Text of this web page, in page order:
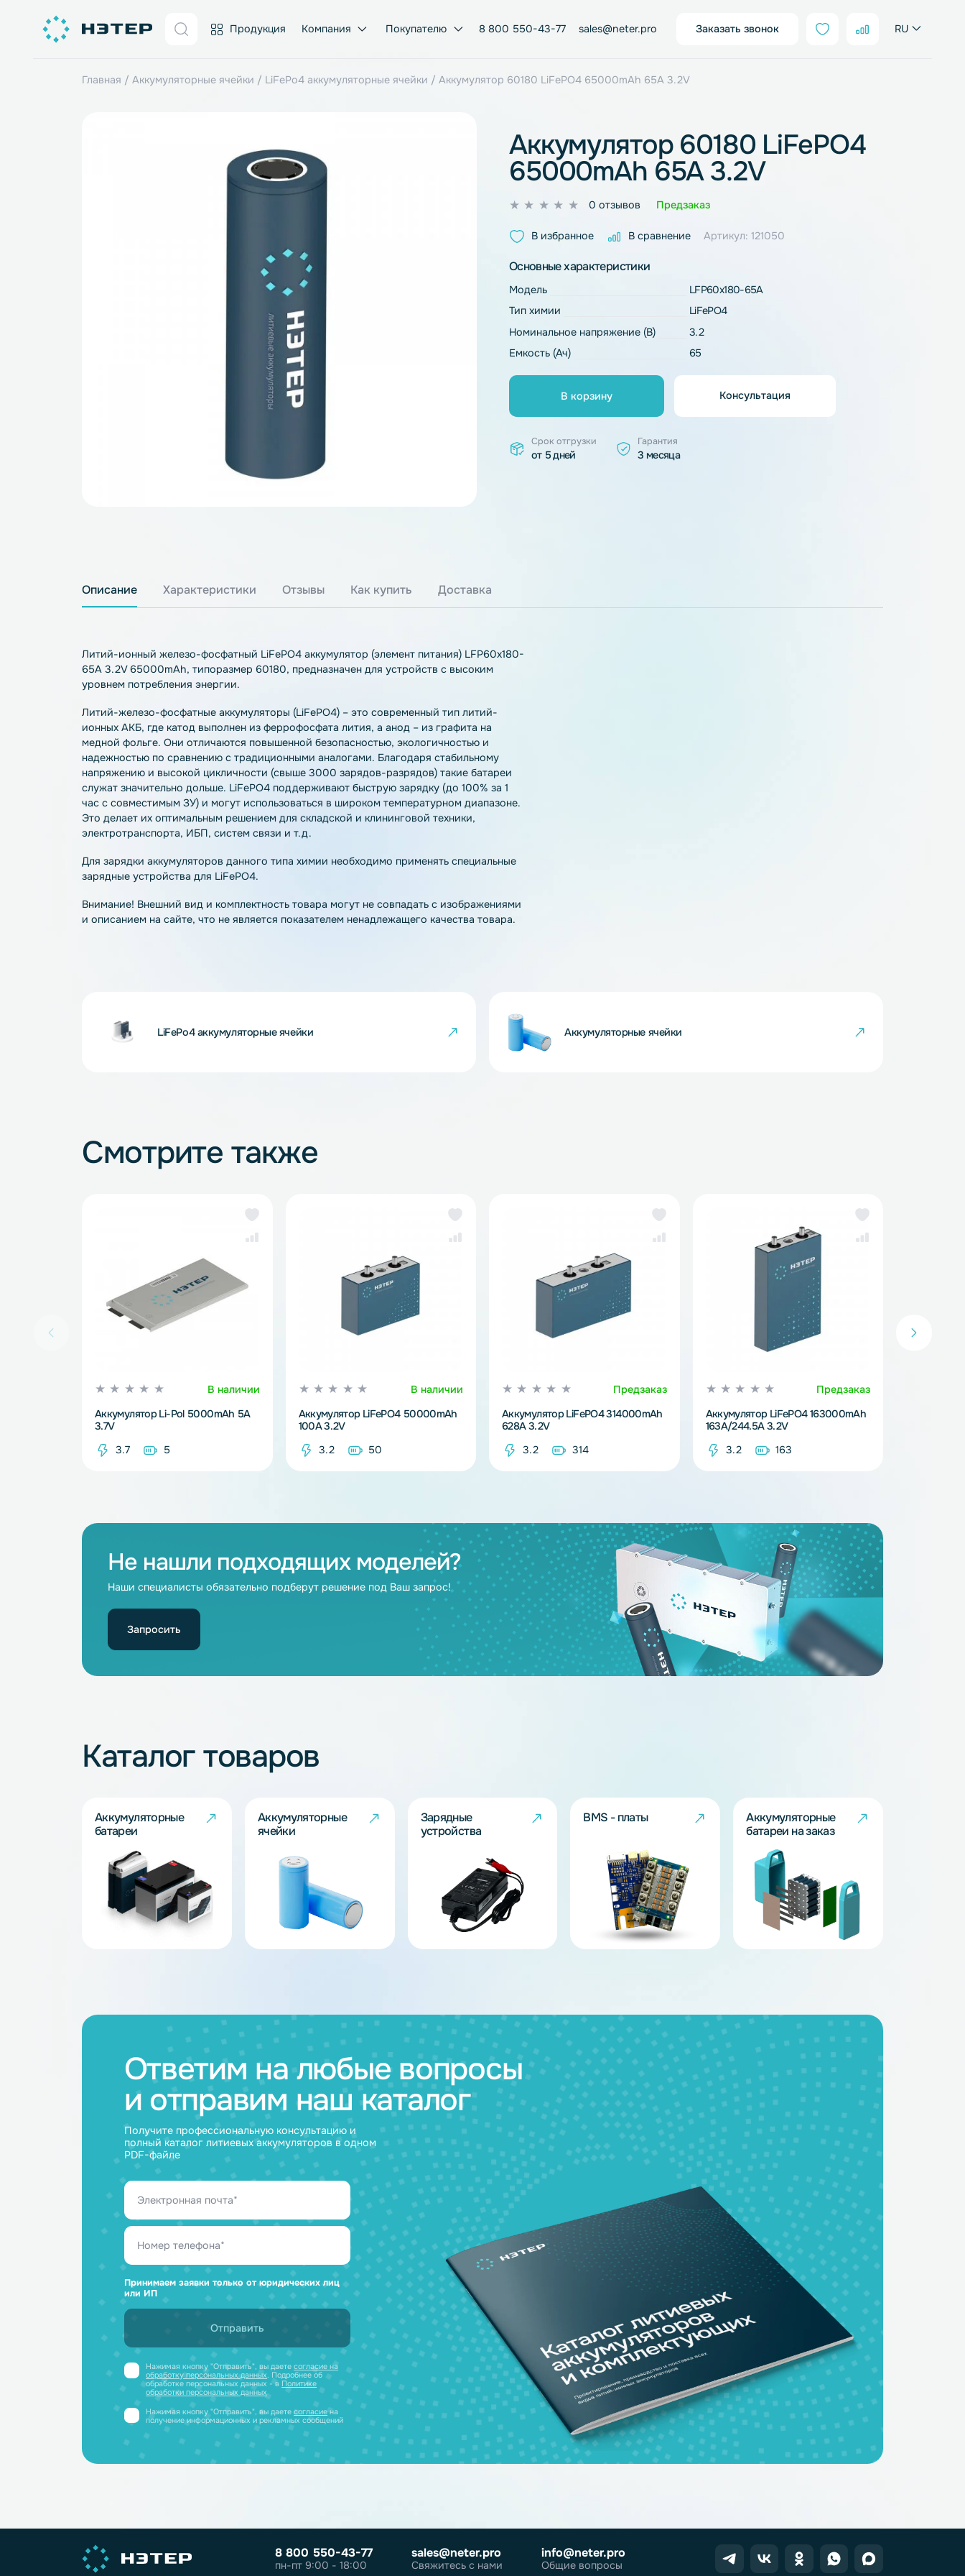
Продукция Компания Покупателю 8 800 550-43-77 sales@neter.pro Заказать звонок
Главная /Аккумуляторные ячейки/LiFePo4 аккумуляторные ячейки/ Аккумулятор 60180 LiFePO4 65000mAh 65A 3.2V
Аккумулятор 60180 LiFePO4
65000mAh 65A 3.2V
0
5
В избранное
Основные характеристики
Тип химии
Емкость (Ач) 65
В корзину
Описание Характеристики Отзывы Как купить Доставка
Литий-ионный железо-фосфатный LiFePO4 аккумулятор (элемент питания) LFP60x180-
65A 3.2V 65000mAh, типоразмер 60180, предназначен для устройств с высоким
уровнем потребления энергии.
Литий-железо-фосфатные аккумуляторы (LiFePO4) – это современный тип литий-
ионных АКБ, где катод выполнен из феррофосфата лития, а анод – из графита на
медной фольге. Они отличаются повышенной безопасностью, экологичностью и
надежностью по сравнению с традиционными аналогами. Благодаря стабильному
напряжению и высокой цикличности (свыше 3000 зарядов-разрядов) такие батареи
служат значительно дольше. LiFePO4 поддерживают быструю зарядку (до 100% за 1
Это делает их оптимальным решением для складской и клининговой техники,
электротранспорта, ИБП, систем связи и т.д.
и описанием на сайте, что не является показателем ненадлежащего качества товара.
LiFePo4 аккумуляторные ячейки
Смотрите также
Аккумулятор Li-Pol 5000mAh 5A
3.7V
3.7
5
В наличии
Аккумулятор LiFePO4 50000mAh
100A 3.2V
50
Предзаказ
Аккумулятор LiFePO4 314000mAh
628A 3.2V
3.2
314
Аккумулятор LiFePO4 163000mAh
163A/244.5A 3.2V
3.2
Наши специалисты обязательно подберут решение под Ваш запрос!
Каталог товаров
Аккумуляторные Аккумуляторные
ячейки
Зарядные
устройства
BMS - платы Аккумуляторные
батареи на заказ
Ответим на любые вопросы
и отправим наш каталог
Получите профессиональную консультацию и
полный каталог литиевых аккумуляторов в одном
PDF-файле